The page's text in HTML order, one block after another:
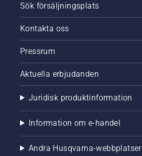
Sök försäljningsplats
Kontakta oss
Pressrum
Aktuella erbjudanden
Juridisk produktinformation
Information om e-handel
Andra Husqvarna-webbplatser